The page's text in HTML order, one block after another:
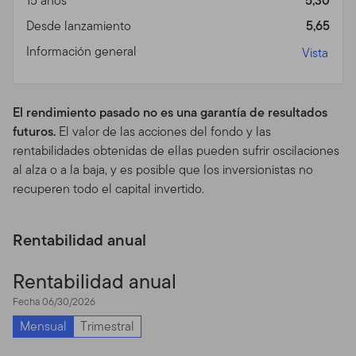
Desde lanzamiento
5,65
Información general
Vista
El rendimiento pasado no es una garantía de resultados
futuros. El valor de las acciones del fondo y las
rentabilidades obtenidas de ellas pueden sufrir oscilaciones
al alza o a la baja, y es posible que los inversionistas no
recuperen todo el capital invertido.
Rentabilidad anual
Rentabilidad anual
Fecha 06/30/2026
Mensual Trimestral
de inversión, o estrategia o cualquier otro producto o
servicio, es apropiado o adecuado para usted basado en
sus objetivos de inversión y en su situación personal y
impositiva.
Usos Prohibidos y Medios
de Acceso
mucha gente, usted no puede utilizar el Sitio de modo
servidores de Franklin Templeton. Usted no podría
utilizar el Sitio de modo que pueda interferir con el uso
del sitio por un tercero.